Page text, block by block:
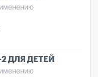
ДЛЯ ДЕТЕЙ